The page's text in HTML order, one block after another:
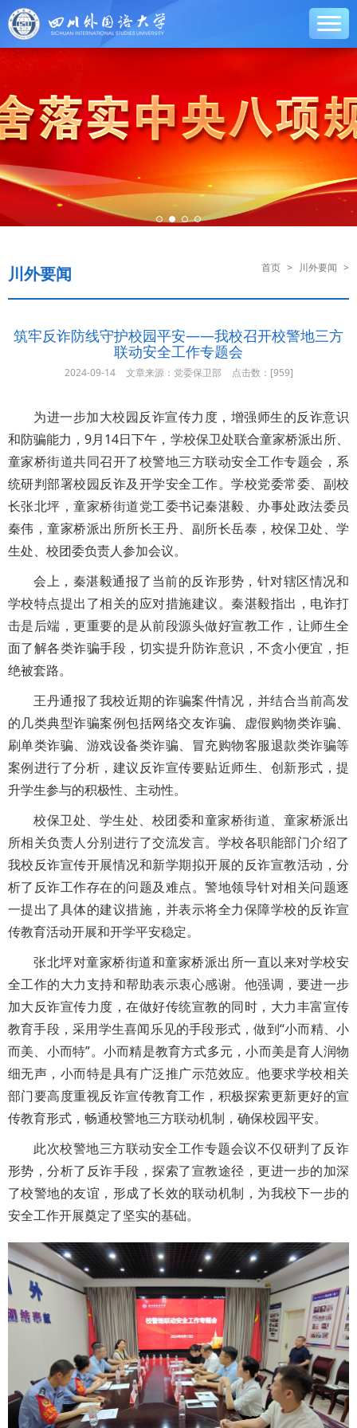
川外要闻 首页 > 川外要闻 >
筑牢反诈防线守护校园平安——我校召开校警地三方
联动安全工作专题会
2024-09-14 文章来源：党委保卫部 点击数：[959]
为进一步加大校园反诈宣传力度，增强师生的反诈意识
和防骗能力，9月14日下午，学校保卫处联合童家桥派出所、
童家桥街道共同召开了校警地三方联动安全工作专题会，系
统研判部署校园反诈及开学安全工作。学校党委常委、副校
长张北坪，童家桥街道党工委书记秦湛毅、办事处政法委员
秦伟，童家桥派出所所长王丹、副所长岳泰，校保卫处、学
生处、校团委负责人参加会议。
会上，秦湛毅通报了当前的反诈形势，针对辖区情况和
学校特点提出了相关的应对措施建议。秦湛毅指出，电诈打
击是后端，更重要的是从前段源头做好宣教工作，让师生全
面了解各类诈骗手段，切实提升防诈意识，不贪小便宜，拒
绝被套路。
王丹通报了我校近期的诈骗案件情况，并结合当前高发
的几类典型诈骗案例包括网络交友诈骗、虚假购物类诈骗、
刷单类诈骗、游戏设备类诈骗、冒充购物客服退款类诈骗等
案例进行了分析，建议反诈宣传要贴近师生、创新形式，提
升学生参与的积极性、主动性。
校保卫处、学生处、校团委和童家桥街道、童家桥派出
所相关负责人分别进行了交流发言。学校各职能部门介绍了
我校反诈宣传开展情况和新学期拟开展的反诈宣教活动，分
析了反诈工作存在的问题及难点。警地领导针对相关问题逐
一提出了具体的建议措施，并表示将全力保障学校的反诈宣
传教育活动开展和开学平安稳定。
张北坪对童家桥街道和童家桥派出所一直以来对学校安
全工作的大力支持和帮助表示衷心感谢。他强调，要进一步
加大反诈宣传力度，在做好传统宣教的同时，大力丰富宣传
教育手段，采用学生喜闻乐见的手段形式，做到“小而精、小
而美、小而特”。小而精是教育方式多元，小而美是育人润物
细无声，小而特是具有广泛推广示范效应。他要求学校相关
部门要高度重视反诈宣传教育工作，积极探索更新更好的宣
传教育形式，畅通校警地三方联动机制，确保校园平安。
此次校警地三方联动安全工作专题会议不仅研判了反诈
形势，分析了反诈手段，探索了宣教途径，更进一步的加深
了校警地的友谊，形成了长效的联动机制，为我校下一步的
安全工作开展奠定了坚实的基础。